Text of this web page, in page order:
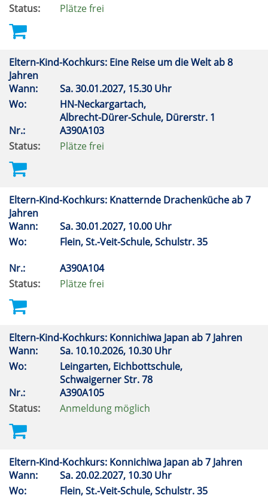
Status:
Plätze frei
Eltern-Kind-Kochkurs: Eine Reise um die Welt ab 8
Jahren
Wann:
Sa.30.01.2027, 15.30 Uhr
Wo:
HN-Neckargartach,
Albrecht-Dürer-Schule, Dürerstr. 1
Nr.:
A390A103
Status:
Plätze frei
Eltern-Kind-Kochkurs: Knatternde Drachenküche ab 7
Jahren
Wann:
Sa.30.01.2027, 10.00 Uhr
Wo:
Flein, St.-Veit-Schule, Schulstr. 35
Nr.:
A390A104
Status:
Plätze frei
Eltern-Kind-Kochkurs: Konnichiwa Japan ab 7 Jahren
Wann:
Sa. 10.10.2026, 10.30 Uhr
Wo:
Leingarten, Eichbottschule,
Schwaigerner Str. 78
Nr.:
A390A105
Status:
Anmeldung möglich
Eltern-Kind-Kochkurs: Konnichiwa Japan ab 7 Jahren
Wann:
Sa.20.02.2027, 10.30 Uhr
Wo:
Flein, St.-Veit-Schule, Schulstr. 35